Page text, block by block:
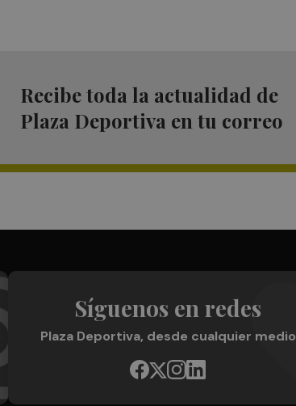
Recibe toda la actualidad de
Plaza Deportiva en tu correo
Síguenos en redes
Plaza Deportiva, desde cualquier medio